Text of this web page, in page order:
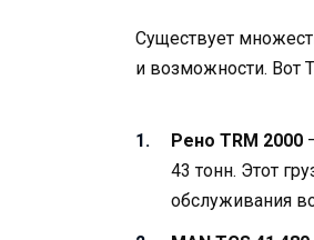
Существует
и возможности. Вот
Рено TRM 2000
43 тонн. Этот
обслуживания